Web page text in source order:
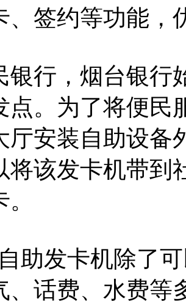
、签约等功能，
银行，烟台银行
点。为了将便民
厅安装自助设备
将该发卡机带到
助发卡机除了
、话费、水费等